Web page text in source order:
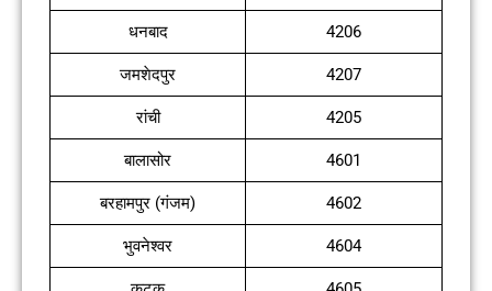
धनबाद 4206
जमशेदपुर 4207
रांची 4205
बालासोर 4601
बरहामपुर (गंजम) 4602
भुवनेश्वर 4604